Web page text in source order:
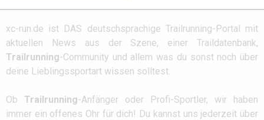
xc-run.de ist DAS deutschsprachige Trailrunning-Portal mit
aktuellen News aus der Szene, einer Traildatenbank,
Trailrunning-Community und allem was du sonst noch über
deine Lieblingssportart wissen solltest.
Ob Trailrunning-Anfänger oder Profi-Sportler, wir haben
immer ein offenes Ohr für dich! Du kannst uns jederzeit über